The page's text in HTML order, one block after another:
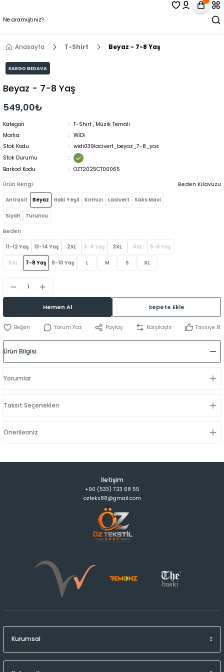
Anasayfa T-Shirt Beyaz - 7-8 Yaş
KARGO BEDAVA
Beyaz - 7-8 Yaş
549,00₺
Kategori T-Shirt , Müzik Temalı
Marka
WİDİ
Stok Kodu
widi039lacivert_beyaz_7-8_yas
Stok Durumu
Barkod Kodu
OZT2025CT00065
Ürün Rengi
Antrasit Beyaz Haki Yeşil Kırmızı Lacivert Saks Mavi
Siyah Turuncu
Beden
11-12 Yaş 13-14 Yaş 2XL 3-4 Yaş 3XL 4XL 5-6 Yaş
5XL 7-8 Yaş 9-10 Yaş L M S XL
Beden Kılavuzu
Hemen Al Sepete Ekle
Yorum Yaz Paylaş Karşılaştır Tavsiye Et
Ürün Bilgisi
Yorumlar
Taksit Seçenekleri
Önerileriniz
İletişim
+90 (533) 723 68 55
ozteks88@gmail.com
Kurumsal